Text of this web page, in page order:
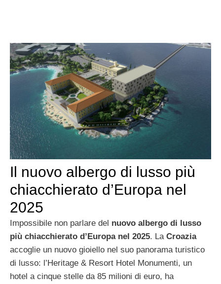
Il nuovo albergo di lusso più
chiacchierato d’Europa nel
2025
Impossibile non parlare del nuovo albergo di lusso
più chiacchierato d’Europa nel 2025. La Croazia
accoglie un nuovo gioiello nel suo panorama turistico
di lusso: l’Heritage & Resort Hotel Monumenti, un
hotel a cinque stelle da 85 milioni di euro, ha